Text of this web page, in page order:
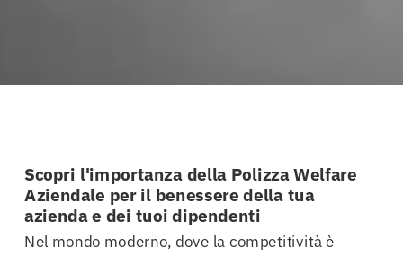
Scopri l'importanza della Polizza Welfare
Aziendale per il benessere della tua
azienda e dei tuoi dipendenti
Nel mondo moderno, dove la competitività è